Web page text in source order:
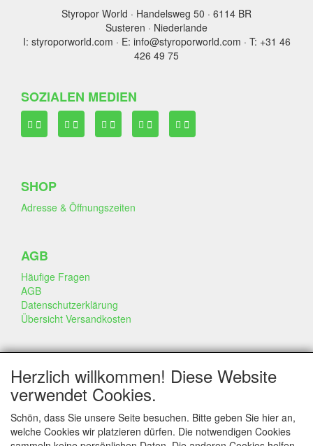
Styropor World · Handelsweg 50 · 6114 BR
Susteren · Niederlande
I: styroporworld.com · E: info@styroporworld.com · T: +31 46
426 49 75
SOZIALEN MEDIEN
SHOP
Adresse & Öffnungszeiten
AGB
Häufige Fragen
AGB
Datenschutzerklärung
Übersicht Versandkosten
GESCHÄFT & INFO
Kontakt
Firmen Information
Portfolio
Disclaimer
Herzlich willkommen! Diese Website
verwendet Cookies.
Schön, dass Sie unsere Seite besuchen. Bitte geben Sie hier an,
welche Cookies wir platzieren dürfen. Die notwendigen Cookies